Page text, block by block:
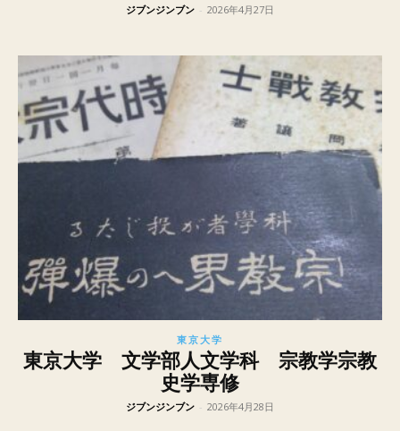
ジブンジンブン - 2026年4月27日
東京大学
東京大学 文学部人文学科 宗教学宗教
史学専修
ジブンジンブン - 2026年4月28日